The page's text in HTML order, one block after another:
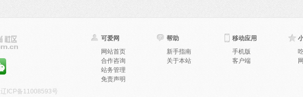
辽ICP备11008593号
可爱网
网站首页
合作咨询
站务管理
免责声明
帮助
新手指南
关于本站
移动应用
手机版
客户端